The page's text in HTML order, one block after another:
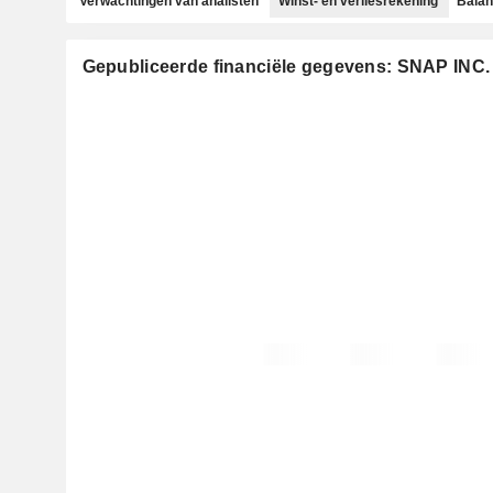
Gepubliceerde financiële gegevens: SNAP INC.